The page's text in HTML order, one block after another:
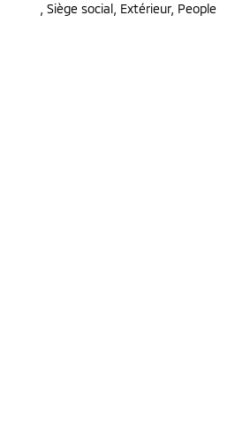
Siège social, Extérieur, People